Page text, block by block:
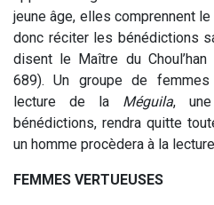
jeune âge, elles comprennent
donc réciter les bénédictions
disent le Maître du
689). Un groupe de
lecture de la Méguila,
bénédictions, rendra quitte
un homme procèdera à la
FEMMES VERTUEUSES